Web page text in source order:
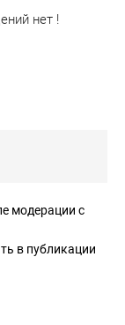
нет !
модерации с
в публикации